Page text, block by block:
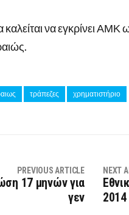
καλείται να εγκρίνει
τράπεζες χρηματιστήριο
PREVIOUS ARTICLE
17 μηνών για
γεν
NEXT